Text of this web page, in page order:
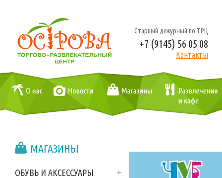
Старший дежурный по ТРЦ
+7 (9145) 56 05 08
Контакты
МАГАЗИНЫ
ОБУВЬ И АКСЕССУАРЫ